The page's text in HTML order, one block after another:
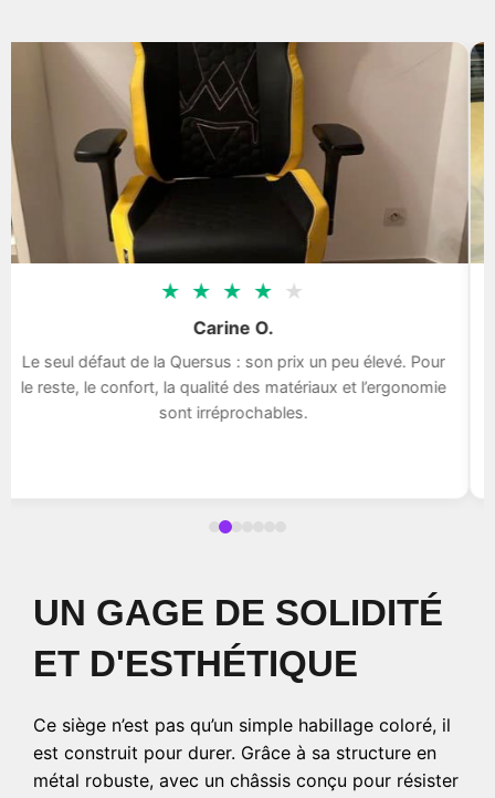
★ ★ ★ ★ ★
Carine O.
Le seul défaut de la Quersus : son prix un peu élevé. Pour
le reste, le confort, la qualité des matériaux et l’ergonomie
sont irréprochables.
UN GAGE DE SOLIDITÉ
ET D'ESTHÉTIQUE
Ce siège n’est pas qu’un simple habillage coloré, il
est construit pour durer. Grâce à sa structure en
métal robuste, avec un châssis conçu pour résister